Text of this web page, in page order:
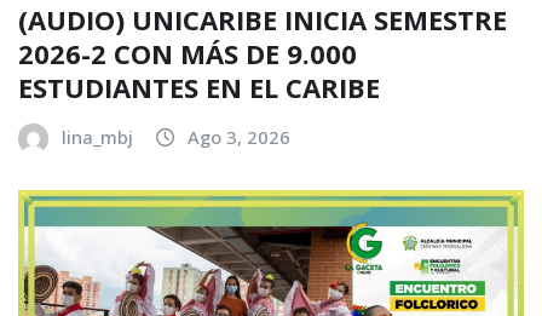
(AUDIO) UNICARIBE INICIA SEMESTRE
2026-2 CON MÁS DE 9.000
ESTUDIANTES EN EL CARIBE
lina_mbj Ago 3, 2026